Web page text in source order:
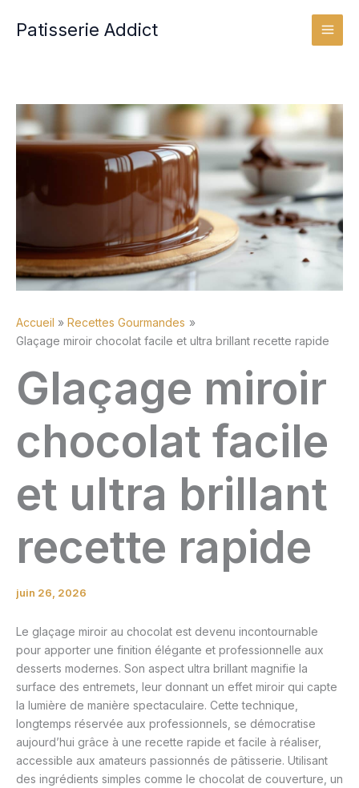
Patisserie Addict
Accueil
Recettes Gourmandes
Glaçage miroir chocolat facile et ultra brillant recette rapide
Glaçage miroir
chocolat facile
et ultra brillant
recette rapide
juin 26, 2026
Le glaçage miroir au chocolat est devenu incontournable
pour apporter une finition élégante et professionnelle aux
desserts modernes. Son aspect ultra brillant magnifie la
surface des entremets, leur donnant un effet miroir qui capte
la lumière de manière spectaculaire. Cette technique,
longtemps réservée aux professionnels, se démocratise
aujourd’hui grâce à une recette rapide et facile à réaliser,
accessible aux amateurs passionnés de pâtisserie. Utilisant
des ingrédients simples comme le chocolat de couverture, un